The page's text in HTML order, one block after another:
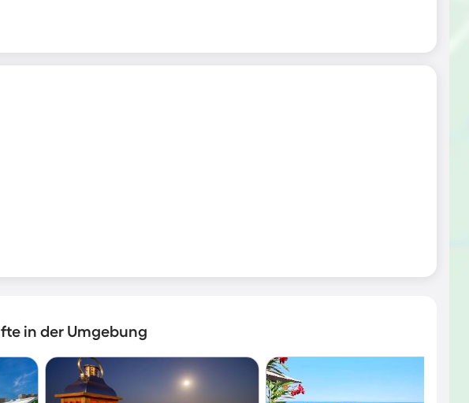
in der Umgebung